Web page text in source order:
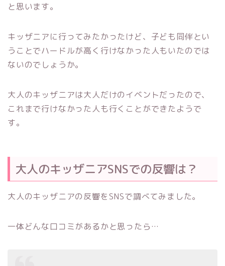
と思います。
キッザニアに行ってみたかったけど、子ども同伴とい
うことでハードルが高く行けなかった人もいたのでは
ないのでしょうか。
大人のキッザニアは大人だけのイベントだったので、
これまで行けなかった人も行くことができたようで
す。
大人のキッザニアSNSでの反響は？
大人のキッザニアの反響をSNSで調べてみました。
一体どんな口コミがあるかと思ったら…